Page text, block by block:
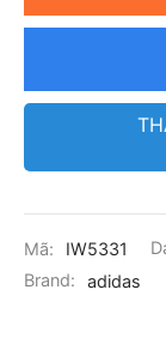
Mã: IW5331
Brand:
adidas